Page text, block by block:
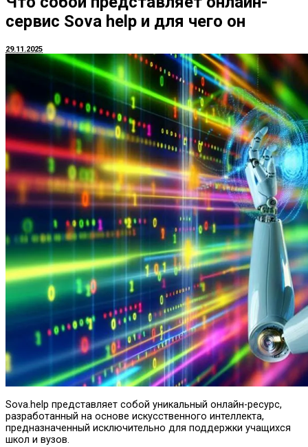
сервис Sova help и для чего он
29.11.2025
Sova.help представляет собой уникальный онлайн-ресурс,
разработанный на основе искусственного интеллекта,
предназначенный исключительно для поддержки учащихся
школ и вузов.